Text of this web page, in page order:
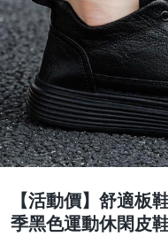
【活動價】舒適板
季黑色運動休閑皮